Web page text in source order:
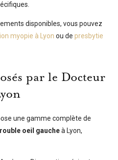
disponibles, vous pouvez
myopie à Lyon ou de presbytie
par le Docteur
une gamme complète de
oeil gaucheà Lyon,